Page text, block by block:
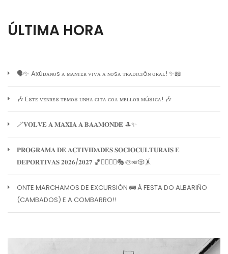
ÚLTIMA HORA
🗣️✨ Axúᴅᴀɴᴏs ᴀ ᴍᴀɴᴛᴇʀ ᴠɪᴠᴀ ᴀ ɴᴏsᴀ ᴛʀᴀᴅɪᴄɪóɴ ᴏʀᴀʟ! ✨📖
🎶 Esᴛᴇ ᴠᴇɴʀᴇs ᴛᴇᴍᴏs ᴜɴʜᴀ ᴄɪᴛᴀ ᴄᴏᴀ ᴍᴇʟʟᴏʀ ᴍúsɪᴄᴀ! 🎶
🪄𝐕𝐎𝐋𝐕𝐄 𝐀 𝐌𝐀𝐗𝐈𝐀 𝐀 𝐁𝐀𝐀𝐌𝐎𝐍𝐃𝐄 🎩✨
𝐏𝐑𝐎𝐆𝐑𝐀𝐌𝐀 𝐃𝐄 𝐀𝐂𝐓𝐈𝐕𝐈𝐃𝐀𝐃𝐄𝐒 𝐒𝐎𝐂𝐈𝐎𝐂𝐔𝐋𝐓𝐔𝐑𝐀𝐈𝐒 𝐄
𝐃𝐄𝐏𝐎𝐑𝐓𝐈𝐕𝐀𝐒 𝟐𝟎𝟐𝟔/𝟐𝟎𝟐𝟕 🏀🏊‍♀️🧘‍♀️🎭🎨🎺🎲🤸
ONTE MARCHAMOS DE EXCURSIÓN 🚌 Á FESTA DO ALBARIÑO
(CAMBADOS) E A COMBARRO!!